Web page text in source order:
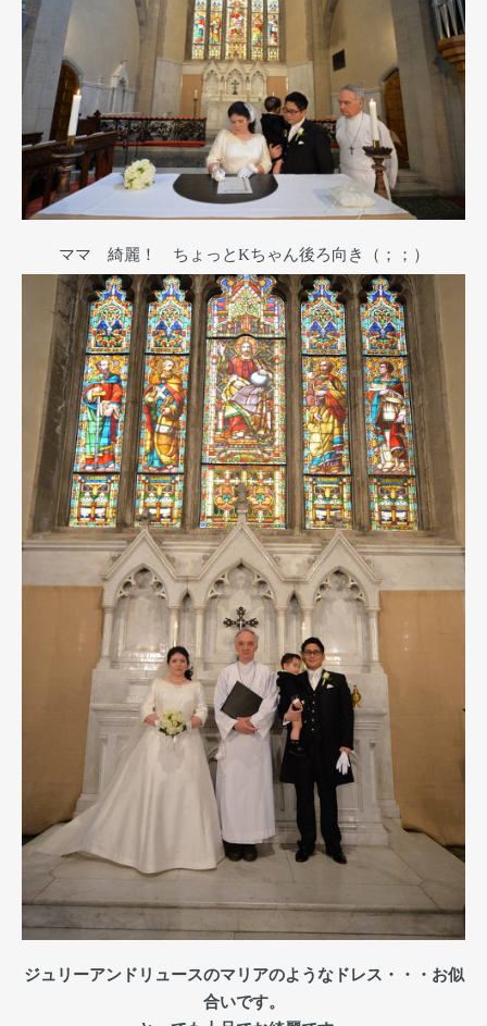
ママ 綺麗！ ちょっとKちゃん後ろ向き（；；）
ジュリーアンドリュースのマリアのようなドレス・・・お似
合いです。